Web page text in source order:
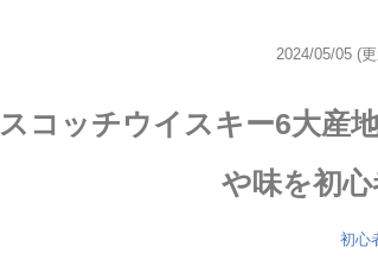
2024/05/05 (
スコッチウイスキー6大産
や味を初
初心